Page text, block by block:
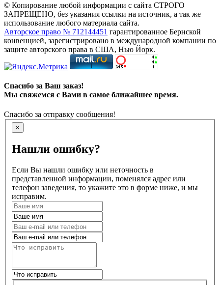
© Копирование любой информации с сайта СТРОГО
ЗАПРЕЩЕНО, без указания ссылки на источник, а так же
использование любого материала сайта.
Авторское право № 712144451 гарантированное Бернской
конвенцией, зарегистрировано в международной компании по
защите авторского права в США, Нью Йорк.
Спасибо за Ваш заказ!
Мы свяжемся с Вами в самое ближайшее время.
Спасибо за отправку сообщения!
×
Нашли ошибку?
Если Вы нашли ошибку или неточность в
представленной информации, поменялся адрес или
телефон заведения, то укажите это в форме ниже, и мы
исправим.